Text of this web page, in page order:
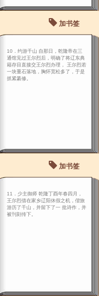
加书签
10．约游千山 自那日，乾隆帝在三
通馆见过王尔烈后，明确了将辽东典
籍存目直接交王尔烈办理， 王尔烈若
一块重石落地，胸怀宽松多了，于是
抓紧纂修。
加书签
11．少主御师 乾隆丁酉年春四月，
王尔烈借在家乡辽阳休假之机，偕旅
游历了千山，并留下了一 批诗作，并
被刊刻传下。